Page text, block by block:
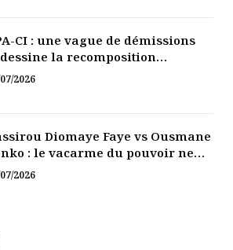
CI : une vague de démissions
la recomposition
2026
Diomaye Faye vs Ousmane
: le vacarme du pouvoir ne
pas faire oublier les liens de la
2026